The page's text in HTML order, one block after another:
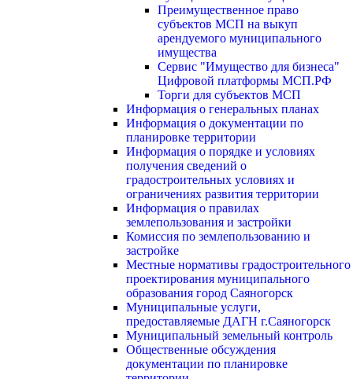
Преимущественное право
субъектов МСП на выкуп
арендуемого муниципального
имущества
Сервис "Имущество для бизнеса"
Цифровой платформы МСП.РФ
Торги для субъектов МСП
Информация о генеральных планах
Информация о документации по
планировке территории
Информация о порядке и условиях
получения сведений о
градостроительных условиях и
ограничениях развития территории
Информация о правилах
землепользования и застройки
Комиссия по землепользованию и
застройке
Местные нормативы градостроительного
проектирования муниципального
образования город Саяногорск
Муниципальные услуги,
предоставляемые ДАГН г.Саяногорск
Муниципальный земельный контроль
Общественные обсуждения
документации по планировке